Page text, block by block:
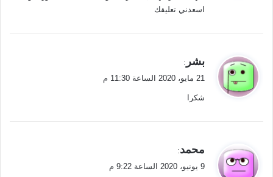
اسعدني تعليقك
ق
ل
بشر :
21 مايو، 2020 الساعة 11:30 م
شكرا
ق
محمد:
9 يونيو، 2020 الساعة 9:22 م